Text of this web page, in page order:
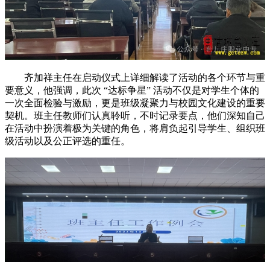
齐加祥主任在启动仪式上详细解读了活动的各个环节与重
要意义，他强调，此次 “达标争星” 活动不仅是对学生个体的
一次全面检验与激励，更是班级凝聚力与校园文化建设的重要
契机。班主任教师们认真聆听，不时记录要点，他们深知自己
在活动中扮演着极为关键的角色，将肩负起引导学生、组织班
级活动以及公正评选的重任。